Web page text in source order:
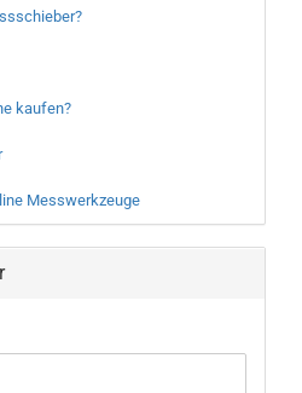
kaufen?
Messwerkzeuge